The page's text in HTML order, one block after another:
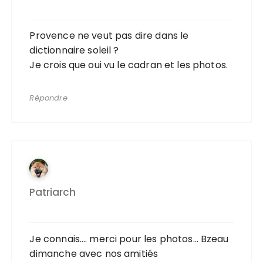
Provence ne veut pas dire dans le
dictionnaire soleil ?
Je crois que oui vu le cadran et les photos.
Répondre
Patriarch
Je connais…. merci pour les photos… Bzeau
dimanche avec nos amitiés